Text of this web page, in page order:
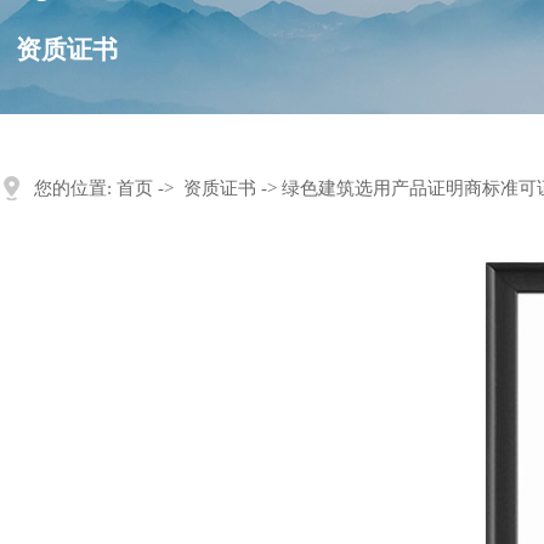
资质证书
您的位置: 首页 -> 资质证书 -> 绿色建筑选用产品证明商标准可